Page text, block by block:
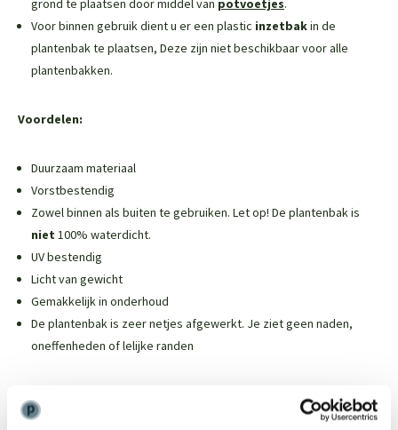
grond te plaatsen door middel van potvoetjes.
Voor binnen gebruik dient u er een plastic inzetbakin de
plantenbak te plaatsen, Deze zijn niet beschikbaar voor alle
plantenbakken.
Voordelen:
Duurzaam materiaal
Vorstbestendig
Zowel binnen als buiten te gebruiken. Let op! De plantenbak is
niet 100% waterdicht.
UV bestendig
Licht van gewicht
Gemakkelijk in onderhoud
De plantenbak is zeer netjes afgewerkt. Je ziet geen naden,
oneffenheden of lelijke randen